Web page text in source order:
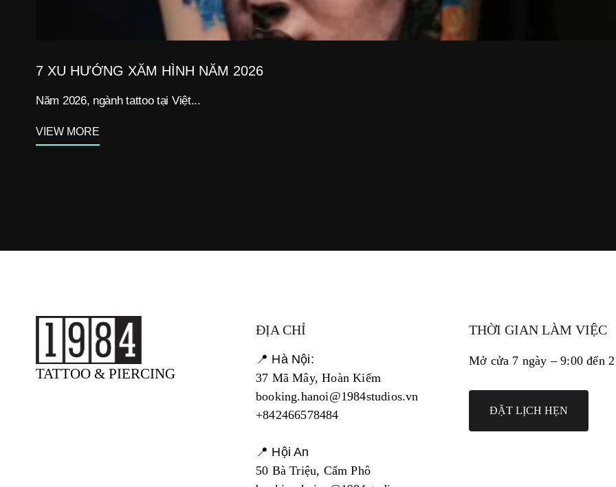
7 XU HƯỚNG XĂM HÌNH NĂM 2026
Năm 2026, ngành tattoo tại Việt...
VIEW MORE
TATTOO & PIERCING
ĐỊA CHỈ
📍 Hà Nội:
37 Mã Mây, Hoàn Kiếm
booking.hanoi@1984studios.vn
+842466578484
📍 Hội An
50 Bà Triệu, Cẩm Phô
THỜI GIAN LÀM VIỆC
Mở cửa 7 ngày – 9:00 đến
ĐẶT LỊCH HẸN